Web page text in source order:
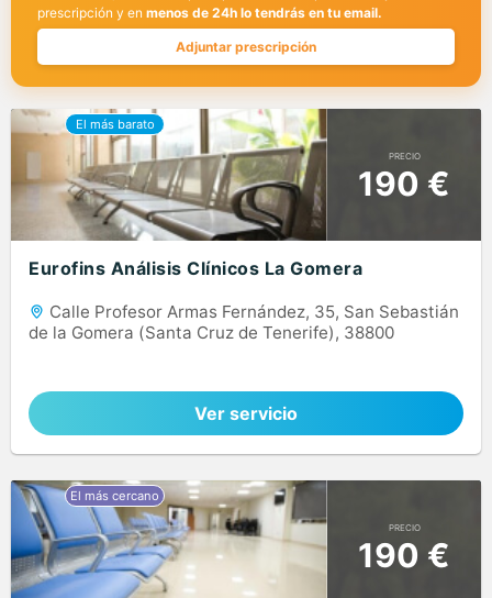
prescripción y en menos de 24h lo tendrás en tu email.
Adjuntar prescripción
PRECIO
190 €
Eurofins Análisis Clínicos La Gomera
Calle Profesor Armas Fernández, 35, San Sebastián
de la Gomera (Santa Cruz de Tenerife), 38800
Ver servicio
PRECIO
190 €